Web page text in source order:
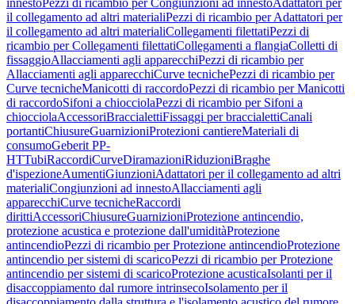
innestoPezzi di ricambio per Congiunzioni ad innestoAdattatori per
il collegamento ad altri materialiPezzi di ricambio per Adattatori per
il collegamento ad altri materialiCollegamenti filettatiPezzi di
ricambio per Collegamenti filettatiCollegamenti a flangiaColletti di
fissaggioAllacciamenti agli apparecchiPezzi di ricambio per
Allacciamenti agli apparecchiCurve tecnichePezzi di ricambio per
Curve tecnicheManicotti di raccordoPezzi di ricambio per Manicotti
di raccordoSifoni a chiocciolaPezzi di ricambio per Sifoni a
chiocciolaAccessoriBraccialettiFissaggi per braccialettiCanali
portantiChiusureGuarnizioniProtezioni cantiereMateriali di
consumoGeberit PP-
HTTubiRaccordiCurveDiramazioniRiduzioniBraghe
d'ispezioneAumentiGiunzioniAdattatori per il collegamento ad altri
materialiCongiunzioni ad innestoAllacciamenti agli
apparecchiCurve tecnicheRaccordi
dirittiAccessoriChiusureGuarnizioniProtezione antincendio,
protezione acustica e protezione dall'umiditàProtezione
antincendioPezzi di ricambio per Protezione antincendioProtezione
antincendio per sistemi di scaricoPezzi di ricambio per Protezione
antincendio per sistemi di scaricoProtezione acusticaIsolanti per il
disaccoppiamento dal rumore intrinsecoIsolamento per il